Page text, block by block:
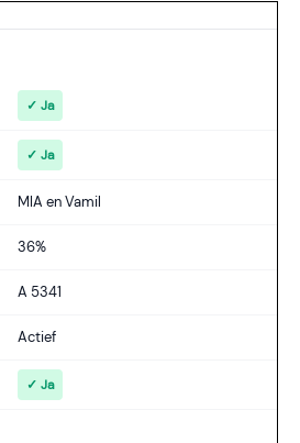
✓ Ja
✓ Ja
MIA en Vamil
36%
A 5341
Actief
✓ Ja